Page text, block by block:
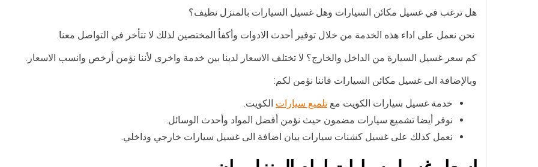
هل ترغب في غسيل مكائن السيارات وهل غسيل السيارات بالمنزل نظيف؟
نحن نعمل على اداء هذه الخدمة من خلال توفير أحدث الادوات وأكفأ المختصين لذلك لا تتأخر في التواصل معنا.
كم سعر غسيل السيارة من الداخل والخارج؟ لا تختلف الاسعار لدينا بين خدمة واخرى لأننا نؤمن أرخص وانسب الاسعار.
وبالإضافة الى غسيل مكائن السيارات فاننا نؤمن لكم:
خدمة غسيل سيارات الكويت مع تلميع سيارات الكويت.
نوفر أيضا تشميع سيارات مضمون حيث نؤمن أفضل المواد وأحدث الوسائل.
نعمل كذلك على غسيل كشنات سيارات بيان اضافة الى غسيل سيارات خارجي وداخلي.